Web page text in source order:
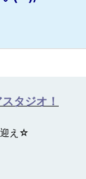
タジオ！
迎え☆